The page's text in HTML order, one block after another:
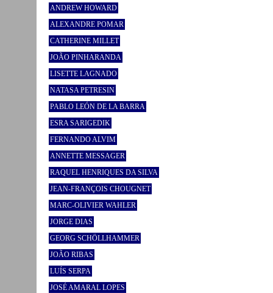
ANDREW HOWARD
ALEXANDRE POMAR
CATHERINE MILLET
JOÃO PINHARANDA
LISETTE LAGNADO
NATASA PETRESIN
PABLO LEÓN DE LA BARRA
ESRA SARIGEDIK
FERNANDO ALVIM
ANNETTE MESSAGER
RAQUEL HENRIQUES DA SILVA
JEAN-FRANÇOIS CHOUGNET
MARC-OLIVIER WAHLER
JORGE DIAS
GEORG SCHÖLLHAMMER
JOÃO RIBAS
LUÍS SERPA
JOSÉ AMARAL LOPES